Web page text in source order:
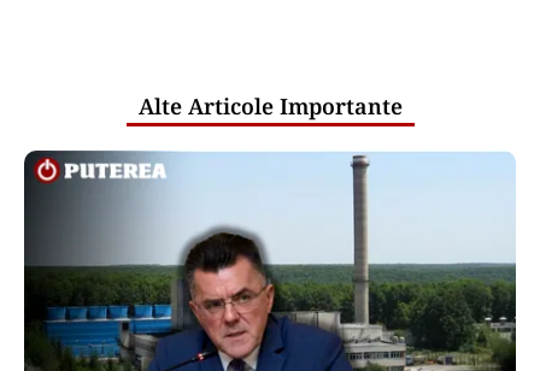
Alte Articole Importante